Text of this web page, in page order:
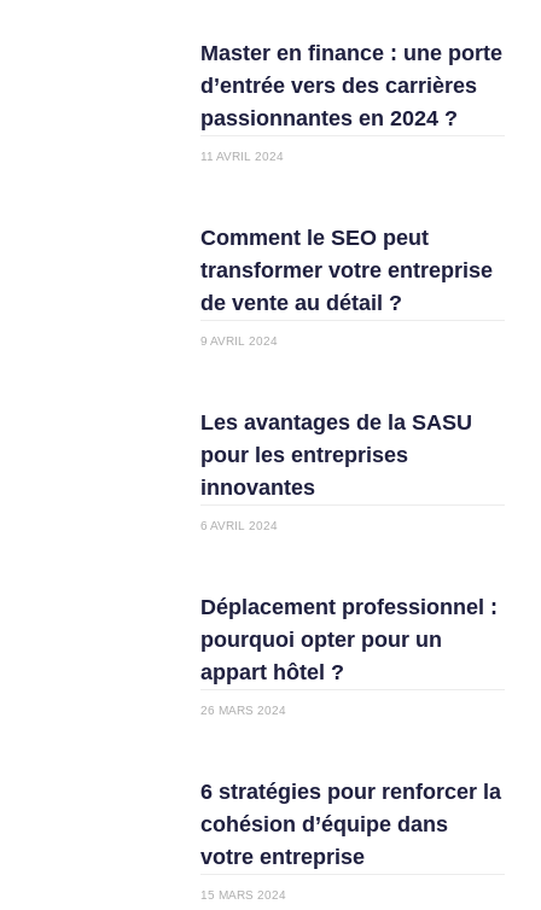
Master en finance : une porte
d’entrée vers des carrières
passionnantes en 2024 ?
11 AVRIL 2024
Comment le SEO peut
transformer votre entreprise
de vente au détail ?
9 AVRIL 2024
Les avantages de la SASU
pour les entreprises
innovantes
6 AVRIL 2024
Déplacement professionnel :
pourquoi opter pour un
appart hôtel ?
26 MARS 2024
6 stratégies pour renforcer la
cohésion d’équipe dans
votre entreprise
15 MARS 2024